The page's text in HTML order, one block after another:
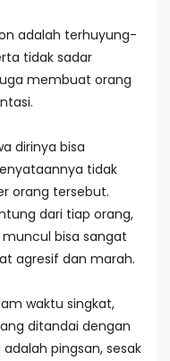
adalah terhuyung-
tidak sadar
membuat orang
dirinya bisa
tidak
orang tersebut.
dari tiap orang,
bisa sangat
agresif dan marah.
waktu singkat,
ditandai dengan
pingsan, sesak